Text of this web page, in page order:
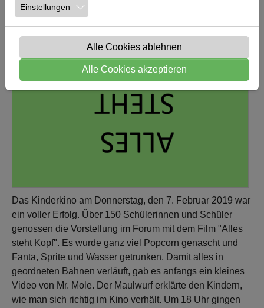
Das Kinderkino am Donnerstag, den 7. Februar 2019 war
ein voller Erfolg. Über 150 Schülerinnen und Schüler
genossen die Vorstellung im Forum mit dem Film "Alles
steht Kopf". Es wurde ganz viel Popcorn genascht und
Fanta, Sprite und Wasser getrunken. Damit alles in
geordneten Bahnen verläuft, gab es anfangs ein kleines
Video von Mr. Mole. Der Maulwurf erklärte den Kindern,
wie man sich richtig im Kino verhält. Um 18 Uhr gingen
Einstellungen
Alle Cookies ablehnen
Alle Cookies akzeptieren